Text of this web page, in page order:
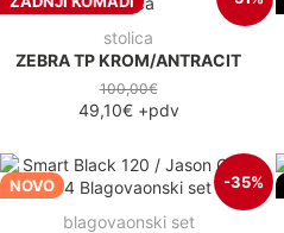
stolica
ZEBRA TP KROM/ANTRACIT
100,00€
49,10€+pdv
NOVO -35%
blagovaonski set